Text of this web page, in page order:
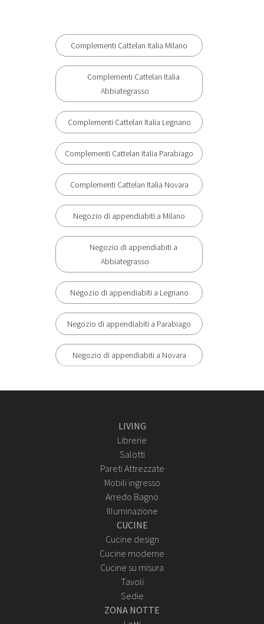
Complementi Cattelan Italia Milano
Complementi Cattelan Italia
Abbiategrasso
Complementi Cattelan Italia Legnano
Complementi Cattelan Italia Parabiago
Complementi Cattelan Italia Novara
Negozio di appendiabiti a Milano
Negozio di appendiabiti a
Abbiategrasso
Negozio di appendiabiti a Legnano
Negozio di appendiabiti a Parabiago
Negozio di appendiabiti a Novara
LIVING
Librerie
Salotti
Pareti Attrezzate
Mobili ingresso
Arredo Bagno
Illuminazione
CUCINE
Cucine design
Cucine moderne
Cucine su misura
Tavoli
Sedie
ZONA NOTTE